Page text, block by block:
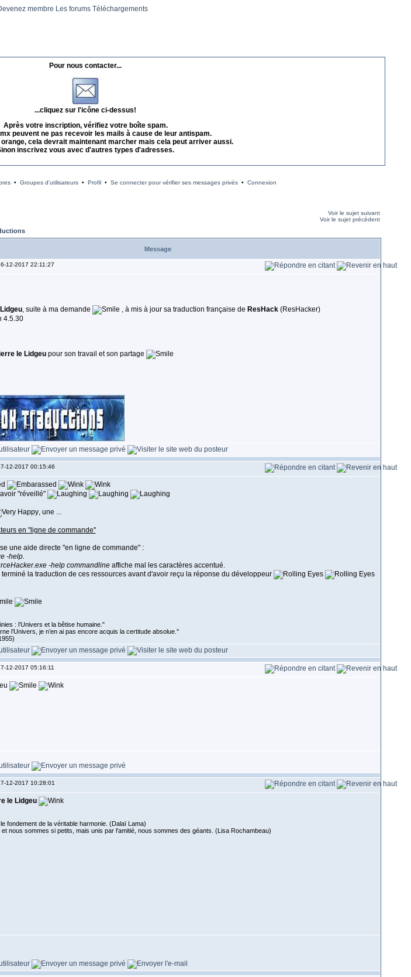
membre Les forums Téléchargements
Pour nous contacter...
...cliquez sur l'icône ci-dessus!
Après votre inscription, vérifiez votre boîte spam.
peuvent ne pas recevoir les mails à cause de leur antispam.
orange, cela devrait maintenant marcher mais cela peut arriver aussi.
inscrivez vous avec d'autres types d'adresses.
• Groupes d'utilisateurs• Profil• Se connecter pour vérifier ses messages privés• Connexion
Voir le sujet suivant
Voir le sujet précédent
Message
12-2017 22:11:27
, suite à ma demande , à mis à jour sa traduction française de ResHack (ResHacker)
4.5.30
le Lidgeupour son travail et son partage
12-2017 00:15:46
"réveillé"
, une ...
en "ligne de commande"
une aide directe "en ligne de commande" :
-help.
-help commandline affiche mal les caractères accentué.
terminé la traduction de ces ressources avant d'avoir reçu la réponse du développeur
: l’Univers et la bêtise humaine."
l’Univers, je n’en ai pas encore acquis la certitude absolue.''
12-2017 05:16:11
12-2017 10:28:01
le Lidgeu
fondement de la véritable harmonie. (Dalaï Lama)
nous sommes si petits, mais unis par l'amitié, nous sommes des géants. (Lisa Rochambeau)